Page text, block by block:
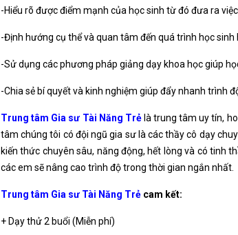
-Hiểu rõ được điểm mạnh của học sinh từ đó đưa ra
-Định hướng cụ thể và quan tâm đến quá trình học sinh
-Sử dụng các phương pháp giảng dạy khoa học giúp
-Chia sẻ bí quyết và kinh nghiệm giúp đẩy nhanh trình
Trung tâm Gia sư Tài Năng Trẻlà trung tâm uy tín,
tâm chúng tôi có đội ngũ gia sư là các thầy cô dạy
kiến thức chuyên sâu, năng động, hết lòng và có tinh
các em sẽ nâng cao trình độ trong thời gian ngắn nhất.
Trung tâm Gia sư Tài Năng Trẻ cam kết:
+ Dạy thử 2 buổi (Miễn phí)